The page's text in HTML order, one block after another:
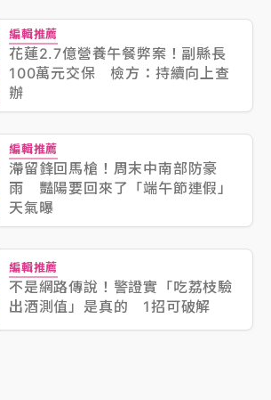
編輯推薦
花蓮2.7億營養午餐弊案！副縣長
100萬元交保 檢方：持續向上查
辦
編輯推薦
滯留鋒回馬槍！周末中南部防豪
雨 豔陽要回來了「端午節連假」
天氣曝
編輯推薦
不是網路傳說！警證實「吃荔枝驗
出酒測值」是真的 1招可破解